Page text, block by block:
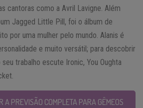
cantoras como a Avril Lavigne. Além
Jagged Little Pill, foi o álbum de
por uma mulher pelo mundo. Alanis é
e muito versátil; para descobrir
trabalho escute Ironic, You Oughta
A PREVISÃO COMPLETA PARA GÊMEOS